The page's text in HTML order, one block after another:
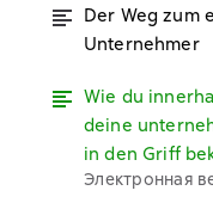
Der Weg zum
Unternehmer
Wie du
deine
in den Griff
Электронная